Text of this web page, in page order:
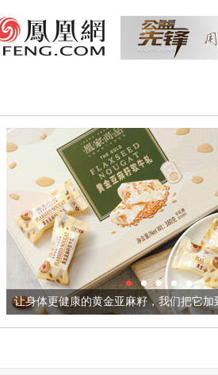
让身体更健康的黄金亚麻籽，我们把它加